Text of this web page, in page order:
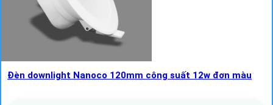
Đèn downlight Nanoco 120mm công suất 12w đơn màu